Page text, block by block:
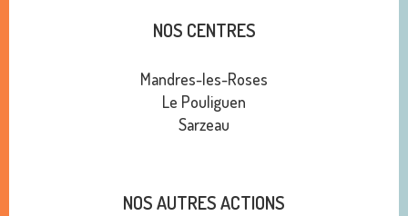
NOS CENTRES
Mandres-les-Roses
Le Pouliguen
Sarzeau
NOS AUTRES ACTIONS